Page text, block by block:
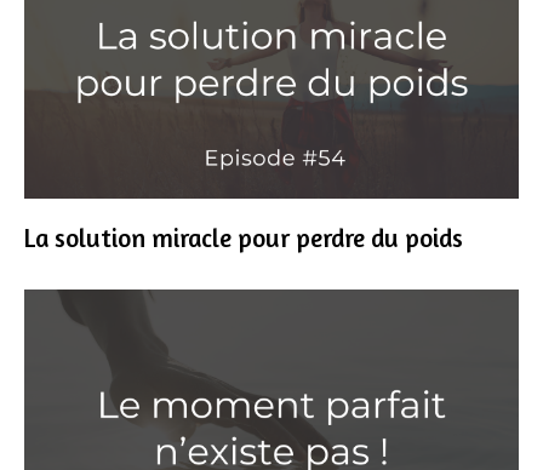
La solution miracle pour perdre du poids